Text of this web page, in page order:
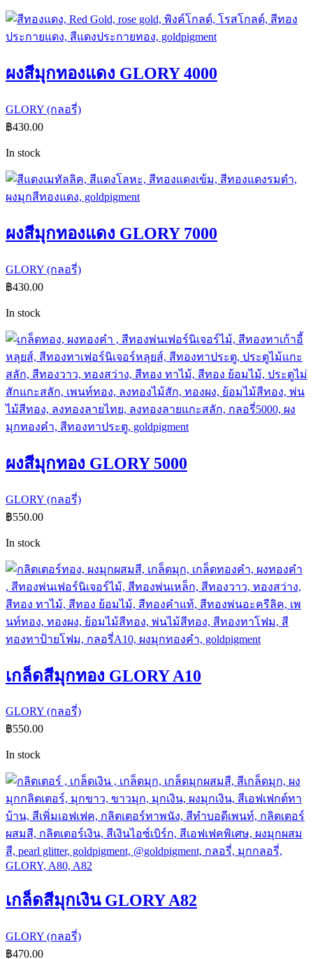
ผงสีมุกทองแดง GLORY 4000
GLORY (กลอรี่)
฿430.00
In stock
ผงสีมุกทองแดง GLORY 7000
GLORY (กลอรี่)
฿430.00
In stock
ผงสีมุกทอง GLORY 5000
GLORY (กลอรี่)
฿550.00
In stock
เกล็ดสีมุกทอง GLORY A10
GLORY (กลอรี่)
฿550.00
In stock
เกล็ดสีมุกเงิน GLORY A82
GLORY (กลอรี่)
฿470.00